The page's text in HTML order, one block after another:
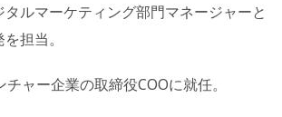
タルマーケティング部門マネージャーと
担当。
ャー企業の取締役COOに就任。